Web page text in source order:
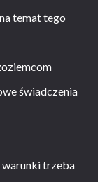
temat tego
świadczenia
warunki trzeba